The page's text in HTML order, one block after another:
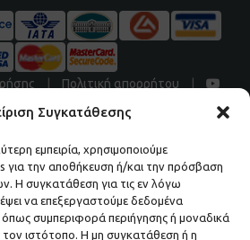
Συγκατάθεσης
εμπειρία, χρησιμοποιούμε
για την αποθήκευση ή/και την πρόσβαση
Η συγκατάθεση για τις εν λόγω
να επεξεργαστούμε δεδομένα
συμπεριφορά περιήγησης ή μοναδικά
ιστότοπο. Η μη συγκατάθεση ή η
Πολιτική απορρήτου
νέα και τις προσφορές μας.
NEWSLETTER ΜΑΣ.